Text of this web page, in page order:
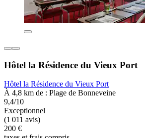
Hôtel la Résidence du Vieux Port
Hôtel la Résidence du Vieux Port
À 4,8 km de : Plage de Bonneveine
9,4/10
Exceptionnel
(1 011 avis)
200 €